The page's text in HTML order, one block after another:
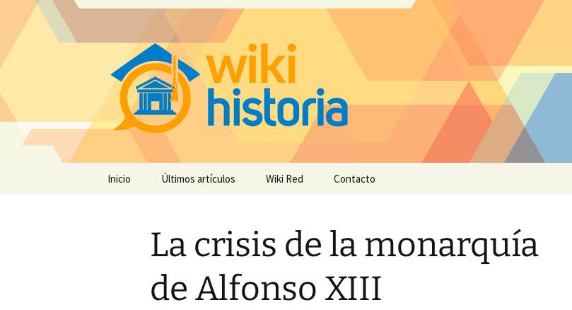
Inicio Últimos artículos Wiki Red Contacto
La crisis de la monarquía
de Alfonso XIII